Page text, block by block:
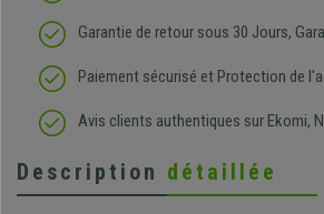
Garantie de retour sous 30 Jours,
Paiement sécurisé et Protection de
Avis clients authentiques sur Ekomi,
Description détaillée